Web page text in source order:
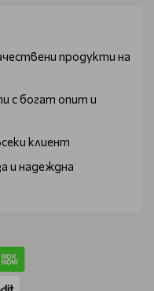
продукти на
с богат опит и
клиент
и надеждна